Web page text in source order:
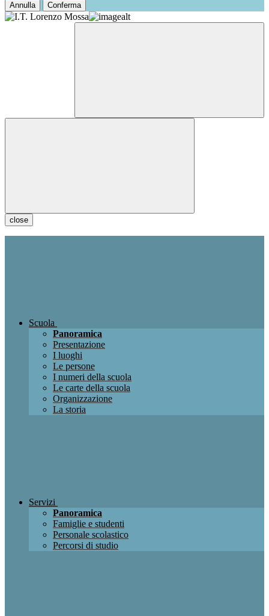
Annulla Conferma
close
Scuola
Panoramica
Presentazione
I luoghi
Le persone
I numeri della scuola
Le carte della scuola
Organizzazione
La storia
Servizi
Panoramica
Famiglie e studenti
Personale scolastico
Percorsi di studio